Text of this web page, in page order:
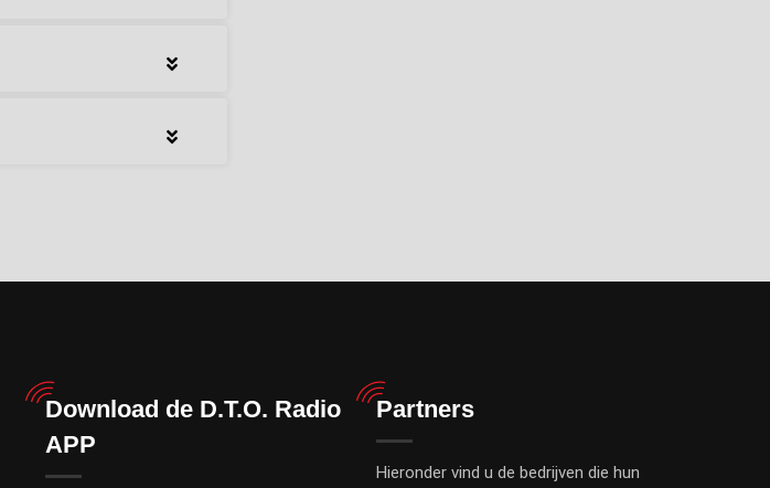
Download de D.T.O. Radio
APP
Partners
Hieronder vind u de bedrijven die hun